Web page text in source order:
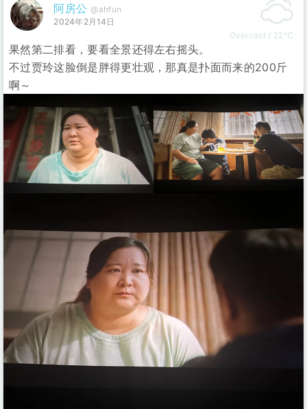
阿房公 @ahfun
2024年2月14日
Overcast / 22℃
果然第二排看，要看全景还得左右摇头。
不过贾玲这脸倒是胖得更壮观，那真是扑面而来的200斤
啊～